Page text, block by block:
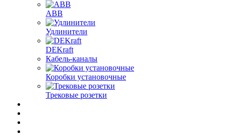
ABB
Удлинители
DEKraft
Кабель-каналы
Коробки установочные
Трековые розетки